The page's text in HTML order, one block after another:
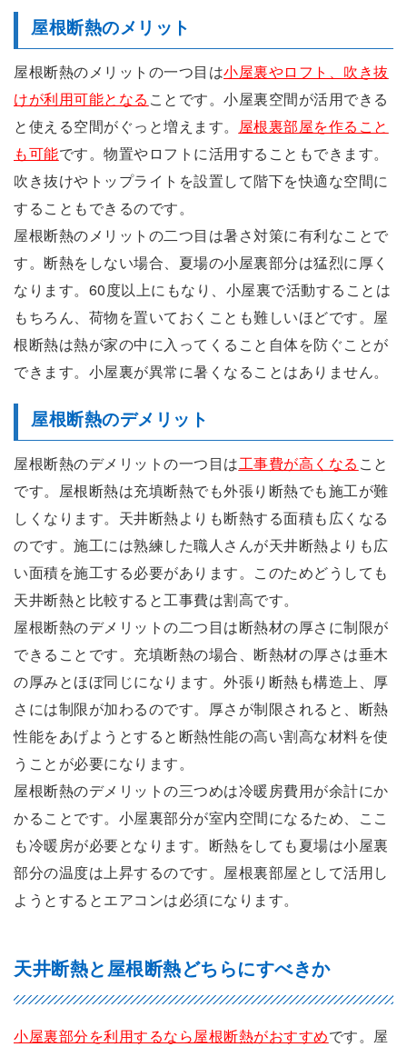
屋根断熱のメリット
屋根断熱のメリットの一つ目は小屋裏やロフト、吹き抜
けが利用可能となる ことです。小屋裏空間が活用できる
と使える空間がぐっと増えます。 屋根裏部屋を作ること
も可能です。物置やロフトに活用することもできます。
吹き抜けやトップライトを設置して階下を快適な空間に
することもできるのです。
屋根断熱のメリットの二つ目は暑さ対策に有利なことで
す。断熱をしない場合、夏場の小屋裏部分は猛烈に厚く
なります。60度以上にもなり、小屋裏で活動することは
もちろん、荷物を置いておくことも難しいほどです。屋
根断熱は熱が家の中に入ってくること自体を防ぐことが
できます。小屋裏が異常に暑くなることはありません。
屋根断熱のデメリット
屋根断熱のデメリットの一つ目は工事費が高くなる こと
です。屋根断熱は充填断熱でも外張り断熱でも施工が難
しくなります。天井断熱よりも断熱する面積も広くなる
のです。施工には熟練した職人さんが天井断熱よりも広
い面積を施工する必要があります。このためどうしても
天井断熱と比較すると工事費は割高です。
屋根断熱のデメリットの二つ目は断熱材の厚さに制限が
できることです。充填断熱の場合、断熱材の厚さは垂木
の厚みとほぼ同じになります。外張り断熱も構造上、厚
さには制限が加わるのです。厚さが制限されると、断熱
性能をあげようとすると断熱性能の高い割高な材料を使
うことが必要になります。
屋根断熱のデメリットの三つめは冷暖房費用が余計にか
かることです。小屋裏部分が室内空間になるため、ここ
も冷暖房が必要となります。断熱をしても夏場は小屋裏
部分の温度は上昇するのです。屋根裏部屋として活用し
ようとするとエアコンは必須になります。
天井断熱と屋根断熱どちらにすべきか
小屋裏部分を利用するなら屋根断熱がおすすめです。屋